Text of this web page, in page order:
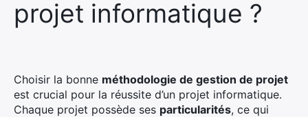
projet informatique ?
Choisir la bonne méthodologie de gestion de projet
est crucial pour la réussite d’un projet informatique.
Chaque projet possède ses particularités, ce qui